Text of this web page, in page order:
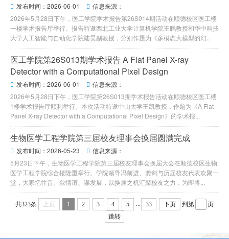
 发布时间：2026-06-01  信息来源：
2026年5月28日下午，医工学院学术报告第26S014期活动在顺德校区医工楼
一楼学术报告厅举行。报告特邀西北工业大学计算机学院王鹏教授和华中科技
大学人工智能与自动化学院陆昊副教授，分别作题为《多模态大模型的幻...
医工学院第26S013期学术报告 A Flat Panel X-ray
Detector with a Computational Pixel Design
 发布时间：2026-06-01  信息来源：
2026年5月28日下午，医工学院第26S013期学术报告活动在顺德校区医工楼
1楼学术报告厅顺利举行。本次活动特邀中山大学王凯教授，作题为《A Flat
Panel X-ray Detector with a Computational Pixel Design》的学术报...
生物医学工程学院第三届校友理事会换届圆满完成
 发布时间：2026-05-23  信息来源：
5月23日下午，生物医学工程学院第三届校友理事会换届大会在顺德校区生物
医学工程学院综合楼隆重举行。学院领导冯前进、龚剑与历届校友代表欢聚一
堂，大家忆往昔、叙情谊、谋发展，以换届之机汇聚校友之力，为即将...
共323条 上页 1 2 3 4 5 ... 33 下页 到第
页
跳转